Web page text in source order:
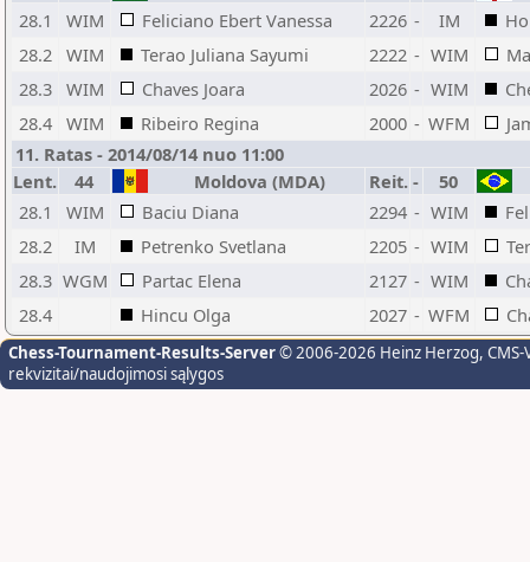
28.1
WIM Feliciano Ebert Vanessa 2226 - IM
28.2 WIM Terao Juliana Sayumi 2222 - WIM
28.3 WIM Chaves Joara 2026 - WIM
28.4 WIM Ribeiro Regina 2000 - WFM
11. Ratas - 2014/08/14 nuo 11:00
Lent.
44 Moldova (MDA) Reit. -
50
28.1
WIM Baciu Diana 2294 - WIM
28.2
IM Petrenko Svetlana 2205 - WIM
28.3 WGM Partac Elena 2127 - WIM
28.4
Hincu Olga 2027 - WFM
Chess-Tournament-Results-Server© 2006-2026 Heinz Herzog,
rekvizitai/naudojimosi sąlygos